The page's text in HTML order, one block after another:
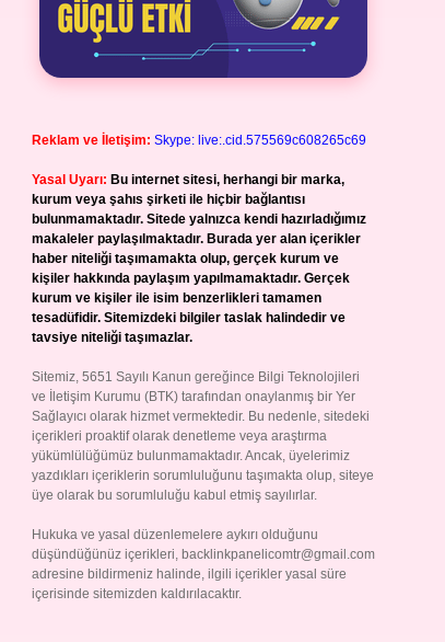
Reklam ve İletişim: Skype: live:.cid.575569c608265c69
Yasal Uyarı: Bu internet sitesi, herhangi bir marka,
kurum veya şahıs şirketi ile hiçbir bağlantısı
bulunmamaktadır. Sitede yalnızca kendi hazırladığımız
makaleler paylaşılmaktadır. Burada yer alan içerikler
haber niteliği taşımamakta olup, gerçek kurum ve
kişiler hakkında paylaşım yapılmamaktadır. Gerçek
kurum ve kişiler ile isim benzerlikleri tamamen
tesadüfidir. Sitemizdeki bilgiler taslak halindedir ve
tavsiye niteliği taşımazlar.
Sitemiz, 5651 Sayılı Kanun gereğince Bilgi Teknolojileri
ve İletişim Kurumu (BTK) tarafından onaylanmış bir Yer
Sağlayıcı olarak hizmet vermektedir. Bu nedenle, sitedeki
içerikleri proaktif olarak denetleme veya araştırma
yükümlülüğümüz bulunmamaktadır. Ancak, üyelerimiz
yazdıkları içeriklerin sorumluluğunu taşımakta olup, siteye
üye olarak bu sorumluluğu kabul etmiş sayılırlar.
Hukuka ve yasal düzenlemelere aykırı olduğunu
düşündüğünüz içerikleri, backlinkpanelicomtr@gmail.com
adresine bildirmeniz halinde, ilgili içerikler yasal süre
içerisinde sitemizden kaldırılacaktır.